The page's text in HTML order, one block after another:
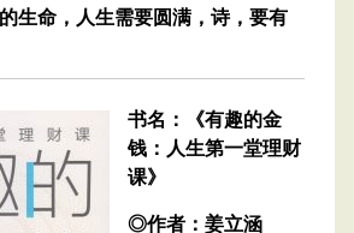
生命，人生需要圆满，诗，要有
书名：《有趣的金
钱：人生第一堂理财
课》
◎作者：姜立涵